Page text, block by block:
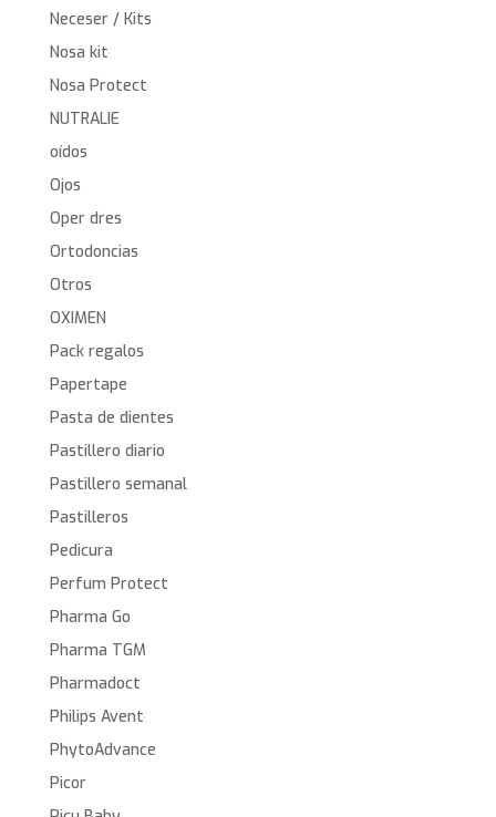
Neceser / Kits
Nosa kit
Nosa Protect
NUTRALIE
oídos
Ojos
Oper dres
Ortodoncias
Otros
OXIMEN
Pack regalos
Papertape
Pasta de dientes
Pastillero diario
Pastillero semanal
Pastilleros
Pedicura
Perfum Protect
Pharma Go
Pharma TGM
Pharmadoct
Philips Avent
PhytoAdvance
Picor